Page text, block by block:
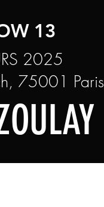
13
2025
75001 Paris